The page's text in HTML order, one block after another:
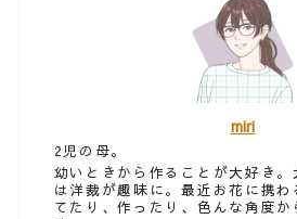
miri
2児の母。
幼いときから作ることが大好き。
は洋裁が趣味に。最近お花に携
てたり、作ったり、色んな角度か